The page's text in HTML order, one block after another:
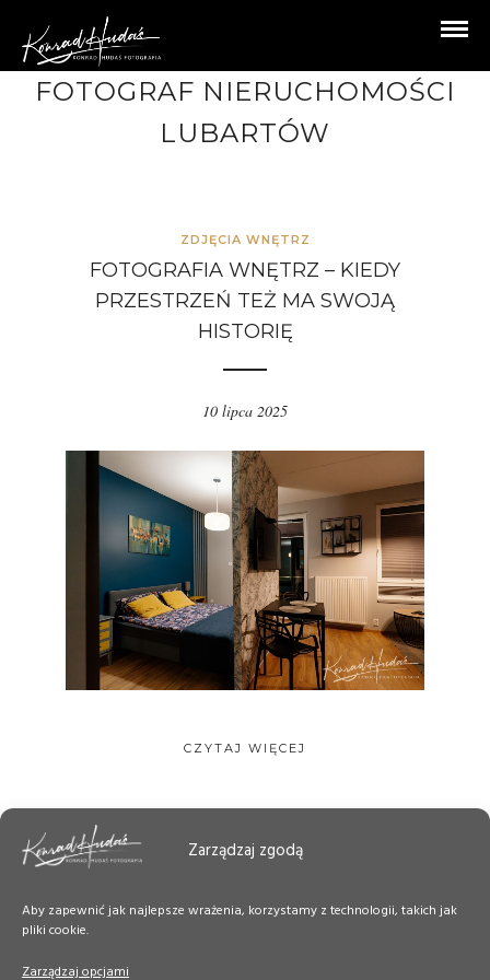
Zarządzaj zgodą
Aby zapewnić jak najlepsze wrażenia, korzystamy z technologii, takich jak
pliki cookie.
Zarządzaj opcjami
FOTOGRAF NIERUCHOMOŚCI
LUBARTÓW
ZDJĘCIA WNĘTRZ
FOTOGRAFIA WNĘTRZ – KIEDY
PRZESTRZEŃ TEŻ MA SWOJĄ
HISTORIĘ
10 lipca 2025
CZYTAJ WIĘCEJ